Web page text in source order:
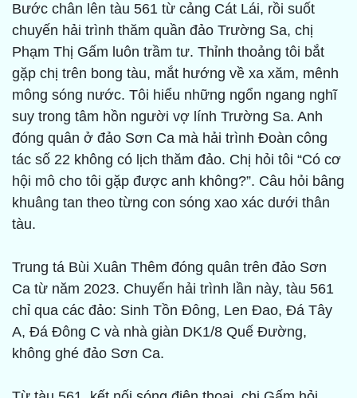
Bước chân lên tàu 561 từ cảng Cát Lái, rồi suốt
chuyến hải trình thăm quần đảo Trường Sa, chị
Phạm Thị Gấm luôn trầm tư. Thỉnh thoảng tôi bắt
gặp chị trên bong tàu, mắt hướng về xa xăm, mênh
mông sóng nước. Tôi hiểu những ngổn ngang nghĩ
suy trong tâm hồn người vợ lính Trường Sa. Anh
đóng quân ở đảo Sơn Ca mà hải trình Đoàn công
tác số 22 không có lịch thăm đảo. Chị hỏi tôi “Có cơ
hội mô cho tôi gặp được anh không?”. Câu hỏi bâng
khuâng tan theo từng con sóng xao xác dưới thân
tàu.
Trung tá Bùi Xuân Thêm đóng quân trên đảo Sơn
Ca từ năm 2023. Chuyến hải trình lần này, tàu 561
chỉ qua các đảo: Sinh Tồn Đông, Len Đao, Đá Tây
A, Đá Đông C và nhà giàn DK1/8 Quế Đường,
không ghé đảo Sơn Ca.